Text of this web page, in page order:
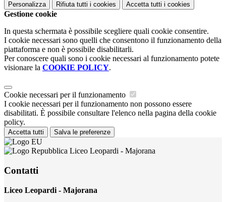
Personalizza Rifiuta tutti i cookies Accetta tutti i cookies
Gestione cookie
In questa schermata è possibile scegliere quali cookie consentire.
I cookie necessari sono quelli che consentono il funzionamento della
piattaforma e non è possibile disabilitarli.
Per conoscere quali sono i cookie necessari al funzionamento potete
visionare la COOKIE POLICY.
Cookie necessari per il funzionamento
I cookie necessari per il funzionamento non possono essere
disabilitati. È possibile consultare l'elenco nella pagina della cookie
policy.
Accetta tutti Salva le preferenze
Liceo Leopardi - Majorana
Contatti
Liceo Leopardi - Majorana